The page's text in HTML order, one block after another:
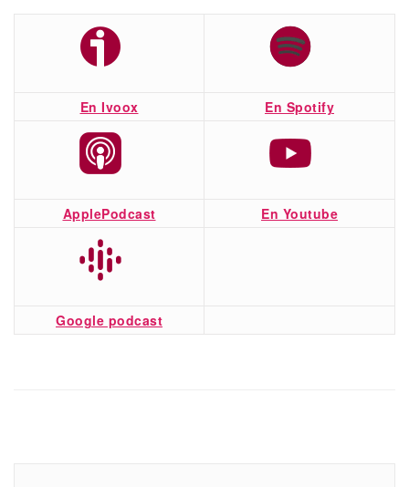
En Ivoox En Spotify
ApplePodcast En Youtube
Google podcast